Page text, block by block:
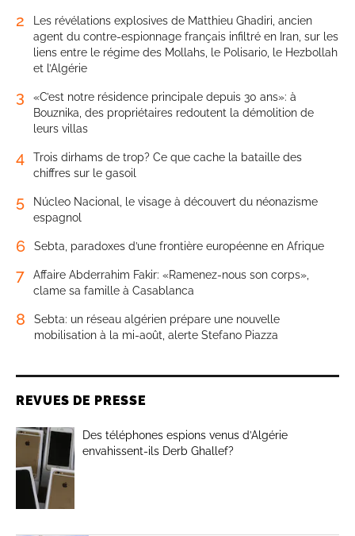
2
Les révélations explosives de Matthieu Ghadiri, ancien
agent du contre-espionnage français infiltré en Iran, sur les
liens entre le régime des Mollahs, le Polisario, le Hezbollah
et l’Algérie
3
«C’est notre résidence principale depuis 30 ans»: à
Bouznika, des propriétaires redoutent la démolition de
leurs villas
4
Trois dirhams de trop? Ce que cache la bataille des
chiffres sur le gasoil
5
Núcleo Nacional, le visage à découvert du néonazisme
espagnol
6 Sebta, paradoxes d’une frontière européenne en Afrique
7
Affaire Abderrahim Fakir: «Ramenez-nous son corps»,
clame sa famille à Casablanca
8
Sebta: un réseau algérien prépare une nouvelle
mobilisation à la mi-août, alerte Stefano Piazza
REVUES DE PRESSE
Des téléphones espions venus d’Algérie
envahissent-ils Derb Ghallef?